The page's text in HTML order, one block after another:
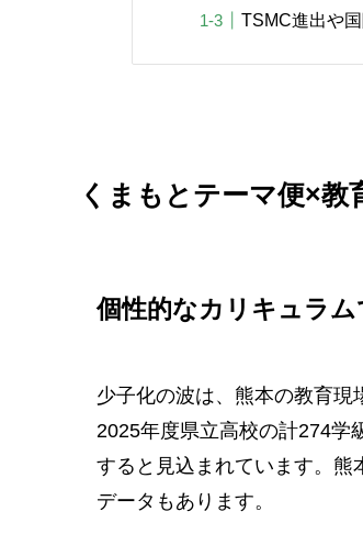
TSMC進出や
くまもとテーマ便×教
個性的なカリキュラ
少子化の波は、熊本の教育現
2025年度県立高校の計274学
すると見込まれています。熊
データもあります。